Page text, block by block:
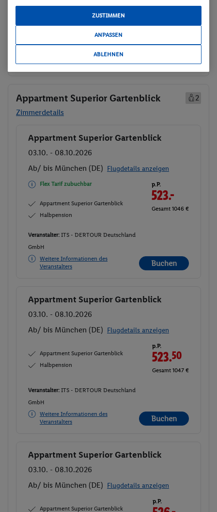
GmbH
Weitere Informationen des
Veranstalters
Buchen
30 weitere Angebote anzeigen
Appartment Superior Gartenblick
2
Zimmerdetails
Buchen
Appartment Superior Gartenblick
03.10. - 08.10.2026
Ab/ bis München (DE) Flugdetails anzeigen
Flex Tarif zubuchbar
Appartment Superior Gartenblick
Halbpension
p.P.
523.-
Gesamt 1046 €
Veranstalter: ITS - DERTOUR Deutschland
GmbH
Weitere Informationen des
Veranstalters
Buchen
Buchen
Appartment Superior Gartenblick
03.10. - 08.10.2026
Ab/ bis München (DE) Flugdetails anzeigen
Appartment Superior Gartenblick
Halbpension
p.P.
523.50
Gesamt 1047 €
Veranstalter: ITS - DERTOUR Deutschland
GmbH
Weitere Informationen des
Veranstalters
Buchen
Buchen
Appartment Superior Gartenblick
03.10. - 08.10.2026
Ab/ bis München (DE) Flugdetails anzeigen
Appartment Superior Gartenblick
p.P.
ZUSTIMMEN
ANPASSEN
ABLEHNEN